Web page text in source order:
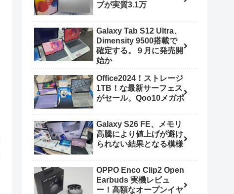
ブが実質3.1万
Galaxy Tab S12 Ultra、
Dimensity 9500搭載で
確定する。９月に発売開
始か
Office2024！ストレージ
1TB！な最新サーフェス
がセール。Qoo10メガポ
Galaxy S26 FE、メモリ
高騰により値上げが避け
られない結果となる模様
OPPO Enco Clip2 Open
Earbuds 実機レビュ
ー！高額なオープンイヤ